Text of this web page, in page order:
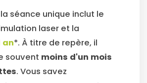
séance unique inclut le
laser et la
an*. À titre de repère, il
souvent moins d'un mois
. Vous savez